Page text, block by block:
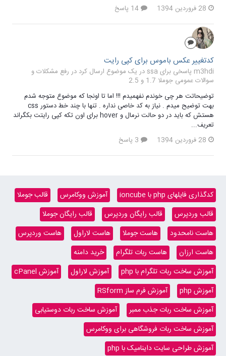
28 فروردین 1394
کدتغییر عکس باموس برای کپی رایت
m3hdi پاسخی برای ssa در یک موضوع ارسال کرد در
رفع مشکلات و
سوالات عمومی جوملا 1.7 و 2.5
توضیحاتت هر چی خوندم نفهمیدم !!! اما تا اونجا که موضوع متوجه شدم
بهت توضیح میدم . نیاز به کد خاصی نداره . تنها با چند خط دستور css
هستش که باید در دو حالت نرمال و hover برای اون تکه کپی رایتت بکگراند
تعریف...
28 فروردین 1394
کدگذاری فایلهای php با ioncube آموزش ووکامرس
قالب جوملا
قالب وردپرس
قالب رایگان وردپرس
قالب رایگان جوملا
هاست نامحدود
هاست جوملا هاست لاراول
هاست وردپرس
هاست ارزان
هاست ربات تلگرام
خرید دامنه
آموزش ساخت ربات تلگرام با php
آموزش لاراول
آموزش cPanel
آموزش php
آموزش فرم ساز RSform
آموزش ساخت ربات جذب ممبر
آموزش ساخت ربات دوستیابی
آموزش ساخت ربات فروشگاهی برای ووکامرس
آموزش طراحی سایت داینامیک با php